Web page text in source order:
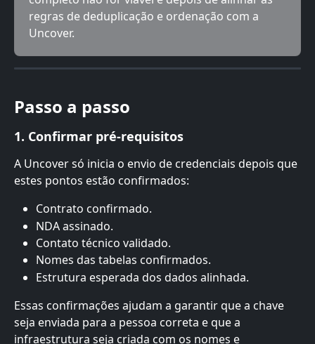
regras de deduplicação e ordenação com a
Uncover.
Passo a passo
1. Confirmar pré-requisitos
A Uncover só inicia o envio de credenciais depois que
estes pontos estão confirmados:
Contrato confirmado.
NDA assinado.
Contato técnico validado.
Nomes das tabelas confirmados.
Estrutura esperada dos dados alinhada.
Essas confirmações ajudam a garantir que a chave
seja enviada para a pessoa correta e que a
infraestrutura seja criada com os nomes e